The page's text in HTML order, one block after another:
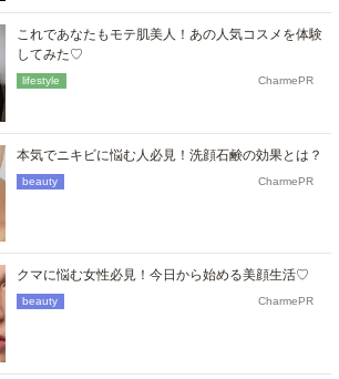
これであなたもモテ肌美人！あの人気コスメを体験
してみた♡
lifestyle CharmePR
本気でニキビに悩む人必見！洗顔石鹸の効果とは？
beauty CharmePR
クマに悩む女性必見！今日から始める美顔生活♡
beauty CharmePR